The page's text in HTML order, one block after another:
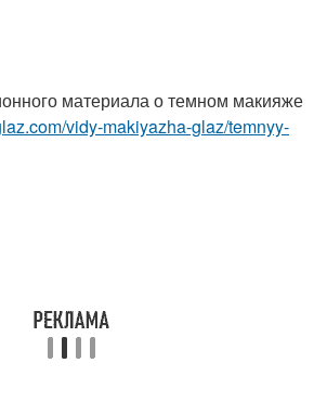
материала о темном макияже
vidy-makiyazha-glaz/temnyy-